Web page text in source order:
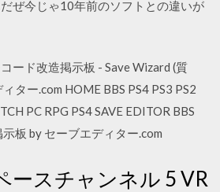
ぜ今じゃ10年前のソフトとの違いが
ード改造掲示板 - Save Wizard (質
ター.com HOME BBS PS4 PS3 PS2
PC RPG PS4 SAVE EDITOR BBS
板 by セーブエディター.com
ースチャンネル 5 VR